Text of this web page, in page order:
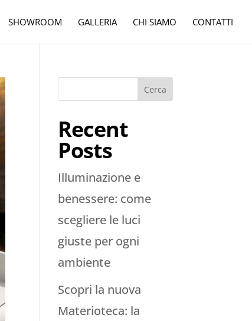
SHOWROOM GALLERIA CHI SIAMO CONTATTI
Cerca
Recent
Posts
Illuminazione e
benessere: come
scegliere le luci
giuste per ogni
ambiente
Scopri la nuova
Materioteca: la